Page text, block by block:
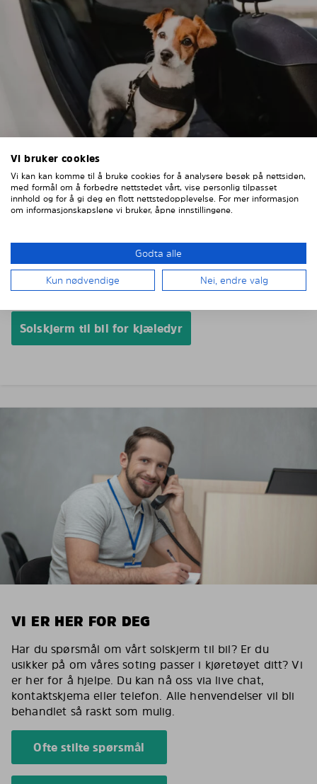
OPTIMAL solskjerming BIL FOR
KJÆLEDYR
kjæledyr i bilen alltid en spesiell utfordring. Med vår
solskjerming til biler senker du oppvarmingen av
kjøretøyet ditt og gir dyrene litt mer ro hvis du må la
dyret ligge i bilen en kort stund.
Solskjerm til bil for kjæledyr
VI ER HER FOR DEG
Har du spørsmål om vårt solskjerm til bil? Er du
usikker på om våres soting passer i kjøretøyet ditt? Vi
er her for å hjelpe. Du kan nå oss via live chat,
kontaktskjema eller telefon. Alle henvendelser vil bli
behandlet så raskt som mulig.
Ofte stilte spørsmål
Vi bruker cookies
Vi kan kan komme til å bruke cookies for å analysere besøk på nettsiden,
med formål om å forbedre nettstedet vårt, vise personlig tilpasset
innhold og for å gi deg en flott nettstedopplevelse. For mer informasjon
om informasjonskapslene vi bruker, åpne innstillingene.
Godta alle
Kun nødvendige Nei, endre valg